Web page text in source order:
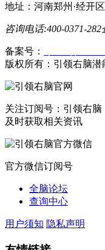
地址：河南郑州·经开
咨询电话:400-0371-282
备案号：
版权所有：引领右脑
关注订阅号：引领右脑
及时获取相关资讯
官方微信订阅号
全脑论坛
查询中心
用户须知 隐私声明